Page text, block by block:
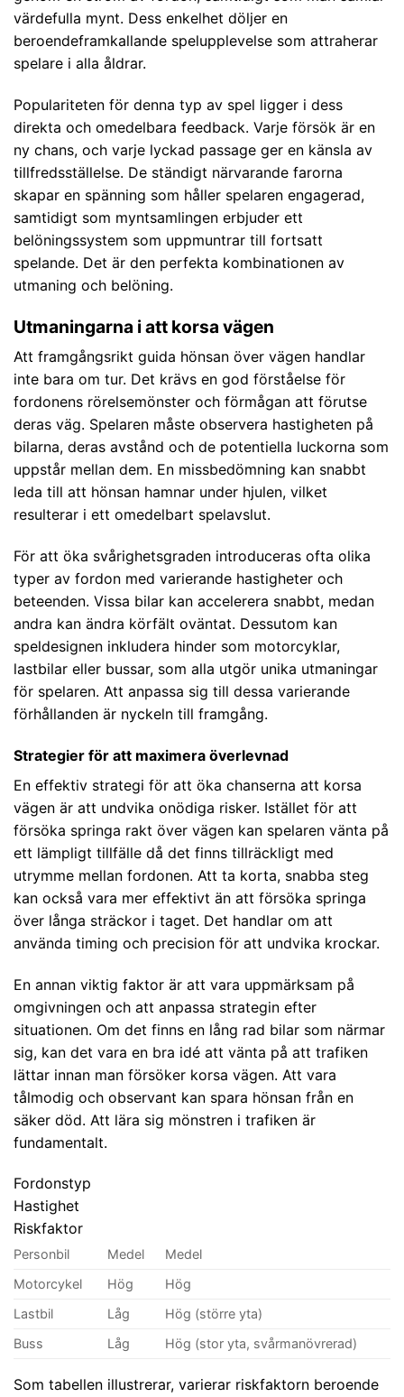
värdefulla mynt. Dess enkelhet döljer en
beroendeframkallande spelupplevelse som attraherar
spelare i alla åldrar.
Populariteten för denna typ av spel ligger i dess
direkta och omedelbara feedback. Varje försök är en
ny chans, och varje lyckad passage ger en känsla av
tillfredsställelse. De ständigt närvarande farorna
skapar en spänning som håller spelaren engagerad,
samtidigt som myntsamlingen erbjuder ett
belöningssystem som uppmuntrar till fortsatt
spelande. Det är den perfekta kombinationen av
utmaning och belöning.
Utmaningarna i att korsa vägen
Att framgångsrikt guida hönsan över vägen handlar
inte bara om tur. Det krävs en god förståelse för
fordonens rörelsemönster och förmågan att förutse
deras väg. Spelaren måste observera hastigheten på
bilarna, deras avstånd och de potentiella luckorna som
uppstår mellan dem. En missbedömning kan snabbt
leda till att hönsan hamnar under hjulen, vilket
resulterar i ett omedelbart spelavslut.
För att öka svårighetsgraden introduceras ofta olika
typer av fordon med varierande hastigheter och
beteenden. Vissa bilar kan accelerera snabbt, medan
andra kan ändra körfält oväntat. Dessutom kan
speldesignen inkludera hinder som motorcyklar,
lastbilar eller bussar, som alla utgör unika utmaningar
för spelaren. Att anpassa sig till dessa varierande
förhållanden är nyckeln till framgång.
Strategier för att maximera överlevnad
En effektiv strategi för att öka chanserna att korsa
vägen är att undvika onödiga risker. Istället för att
försöka springa rakt över vägen kan spelaren vänta på
ett lämpligt tillfälle då det finns tillräckligt med
utrymme mellan fordonen. Att ta korta, snabba steg
kan också vara mer effektivt än att försöka springa
över långa sträckor i taget. Det handlar om att
använda timing och precision för att undvika krockar.
En annan viktig faktor är att vara uppmärksam på
omgivningen och att anpassa strategin efter
situationen. Om det finns en lång rad bilar som närmar
sig, kan det vara en bra idé att vänta på att trafiken
lättar innan man försöker korsa vägen. Att vara
tålmodig och observant kan spara hönsan från en
säker död. Att lära sig mönstren i trafiken är
fundamentalt.
Fordonstyp
Hastighet
Riskfaktor
Personbil Medel
Medel
Motorcykel
Hög
Hög
Lastbil
Låg
Hög (större yta)
Buss
Låg Hög (stor yta, svårmanövrerad)
Som tabellen illustrerar, varierar riskfaktorn beroende